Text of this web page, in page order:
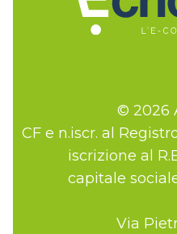
© 2026
CF e n.iscr. al
iscrizione al
capitale
Via